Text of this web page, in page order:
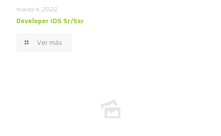
marzo 4, 2022
Developer iOS Sr/Ssr
Ver más